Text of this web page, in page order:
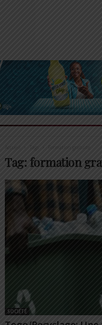
Tags Formation gratuite
Tag: formation
SOCIÉTÉ